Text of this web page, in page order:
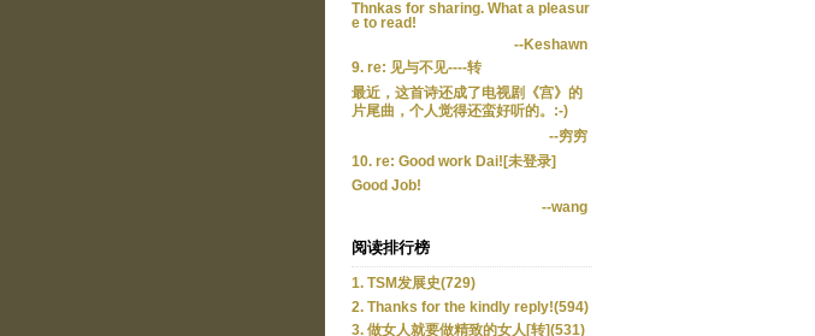
Thnkas for sharing. What a pleasur
e to read!
--Keshawn
9. re: 见与不见----转
最近，这首诗还成了电视剧《宫》的
片尾曲，个人觉得还蛮好听的。:-)
--穷穷
10. re: Good work Dai![未登录]
Good Job!
--wang
阅读排行榜
1. TSM发展史(729)
2. Thanks for the kindly reply!(594)
3. 做女人就要做精致的女人[转](531)